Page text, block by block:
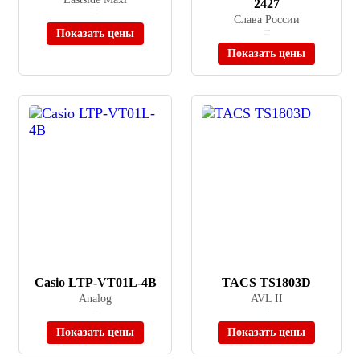
Показать цены
2427
Слава России
Показать цены
Casio LTP-VT01L-4B
Analog
Показать цены
TACS TS1803D
AVL II
Показать цены